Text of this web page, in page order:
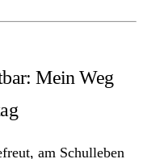
Mein Weg
am Schulleben